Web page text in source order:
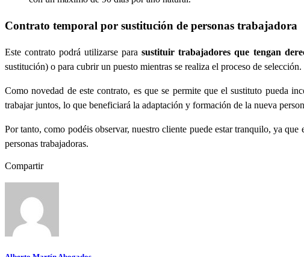
Contrato temporal por sustitución de personas trabajadora
Este contrato podrá utilizarse parasustituir trabajadores que tengan
sustitución) o para cubrir un puesto mientras se realiza el proceso de
Como novedad de este contrato, es que se permite que el sustituto pueda
trabajar juntos, lo que beneficiará la adaptación y formación de la nueva
Por tanto, como podéis observar, nuestro cliente puede estar tranquilo, ya
personas trabajadoras.
Compartir